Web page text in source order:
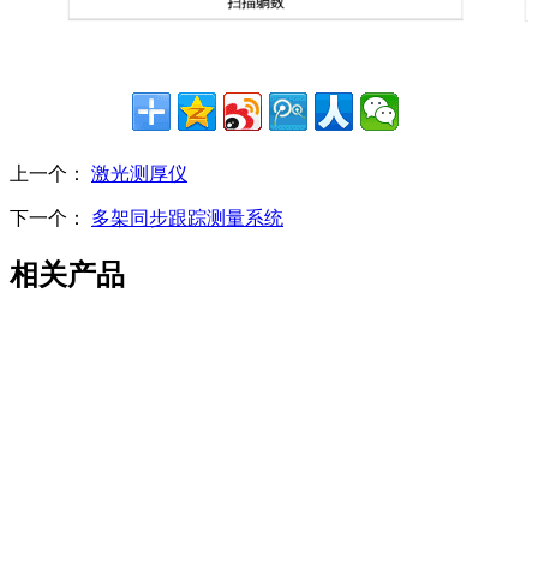
上一个： 激光测厚仪
下一个： 多架同步跟踪测量系统
相关产品